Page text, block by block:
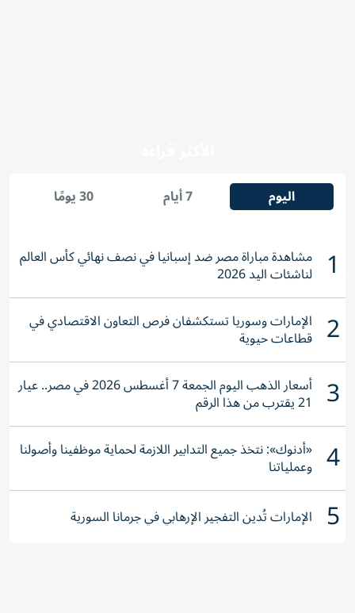
اليوم 7 أيام 30 يومًا
1 مشاهدة مباراة مصر ضد إسبانيا في نصف نهائي كأس العالم
لناشئات اليد 2026
2 الإمارات وسوريا تستكشفان فرص التعاون الاقتصادي في
قطاعات حيوية
3 أسعار الذهب اليوم الجمعة 7 أغسطس 2026 في مصر.. عيار
21 يقترب من هذا الرقم
4 «أدنوك»: نتخذ جميع التدابير اللازمة لحماية موظفينا وأصولنا
وعملياتنا
5 الإمارات تُدين التفجير الإرهابي في جرمانا السورية